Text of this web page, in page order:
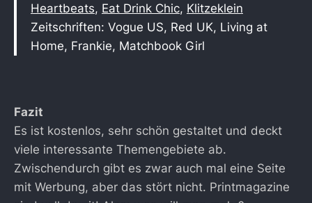
Heartbeats, Eat Drink Chic, Klitzeklein
Zeitschriften: Vogue US, Red UK, Living at
Home, Frankie, Matchbook Girl
Fazit
Es ist kostenlos, sehr schön gestaltet und deckt
viele interessante Themengebiete ab.
Zwischendurch gibt es zwar auch mal eine Seite
mit Werbung, aber das stört nicht. Printmagazine